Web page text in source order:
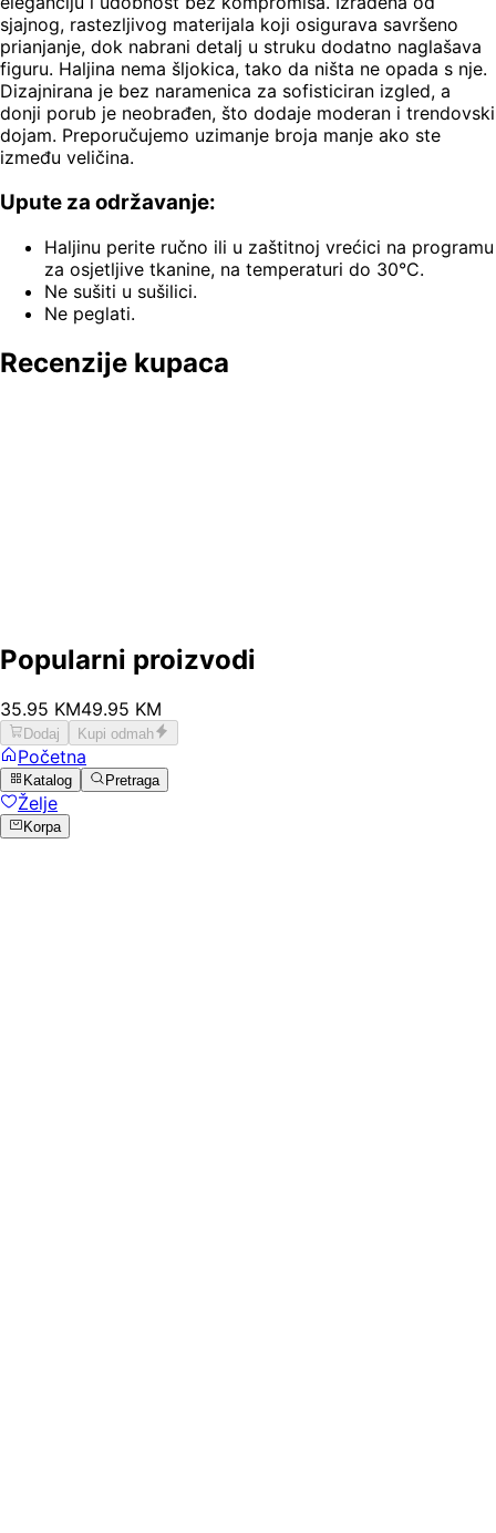
sjajnog, rastezljivog materijala koji osigurava savršeno
prianjanje, dok nabrani detalj u struku dodatno naglašava
figuru. Haljina nema šljokica, tako da ništa ne opada s nje.
Dizajnirana je bez naramenica za sofisticiran izgled, a
donji porub je neobrađen, što dodaje moderan i trendovski
dojam. Preporučujemo uzimanje broja manje ako ste
između veličina.
Upute za održavanje:
Haljinu perite ručno ili u zaštitnoj vrećici na programu
za osjetljive tkanine, na temperaturi do 30°C.
Ne sušiti u sušilici.
Ne peglati.
Recenzije kupaca
Popularni proizvodi
35.95 KM49.95 KM
Dodaj Kupi odmah
Početna
Katalog Pretraga
Želje
Korpa